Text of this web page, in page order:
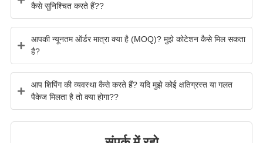
कैसे सुनिश्चित करते हैं??
आपकी न्यूनतम ऑर्डर मात्रा क्या है (MOQ)? मुझे कोटेशन कैसे मिल सकता
है?
आप शिपिंग की व्यवस्था कैसे करते हैं? यदि मुझे कोई क्षतिग्रस्त या गलत
पैकेज मिलता है तो क्या होगा??